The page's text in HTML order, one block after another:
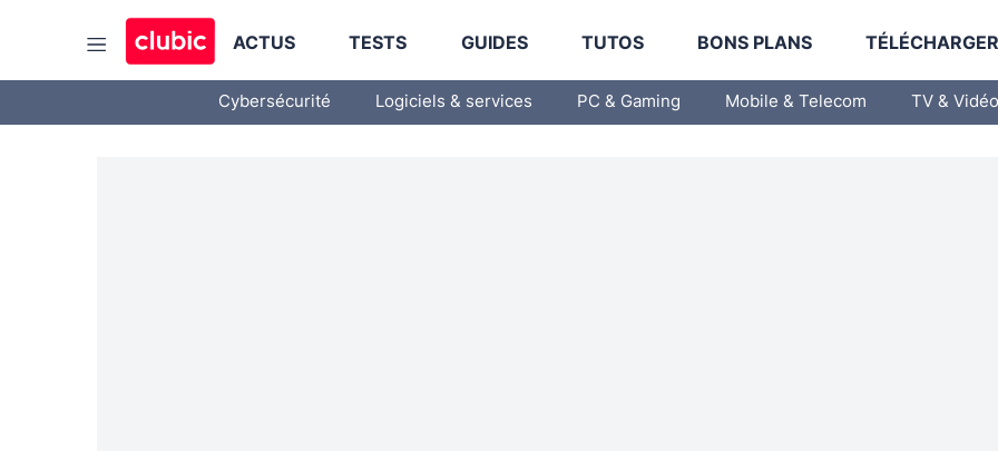
ACTUS TESTS GUIDES TUTOS BONS PLANS
Cybersécurité Logiciels & services PC & Gaming Mobile & Telecom TV & Vidéo